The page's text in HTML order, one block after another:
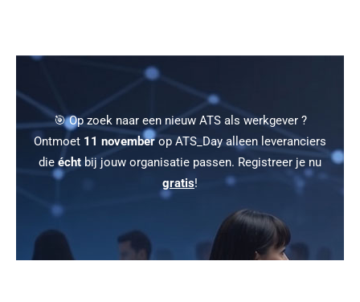
🎯 Op zoek naar een nieuw ATS als werkgever ?
Ontmoet 11 novemberop ATS_Day alleen leveranciers
die écht bij jouw organisatie passen. Registreer je nu
gratis!